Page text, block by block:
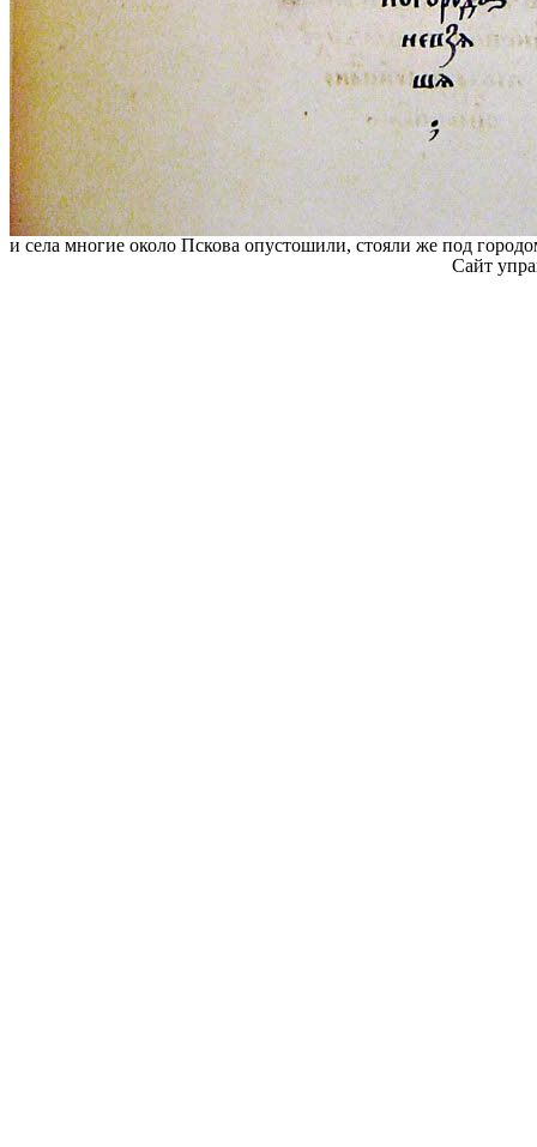
и села многие около Пскова опустошили, стояли же под
Сайт